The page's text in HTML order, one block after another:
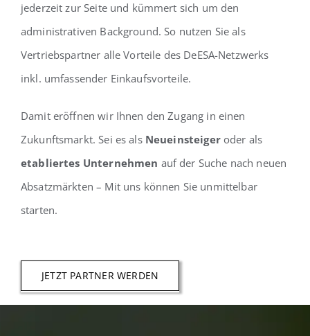
jederzeit zur Seite und kümmert sich um den
administrativen Background. So nutzen Sie als
Vertriebspartner alle Vorteile des DeESA-Netzwerks
inkl. umfassender Einkaufsvorteile.
Damit eröffnen wir Ihnen den Zugang in einen
Zukunftsmarkt. Sei es als Neueinsteigeroder als
etabliertes Unternehmen auf der Suche nach neuen
Absatzmärkten – Mit uns können Sie unmittelbar
starten.
JETZT PARTNER WERDEN